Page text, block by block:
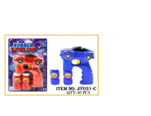
tạo
phối hợp
nhẫn
, chúng tôi cung cấp giá sỉ